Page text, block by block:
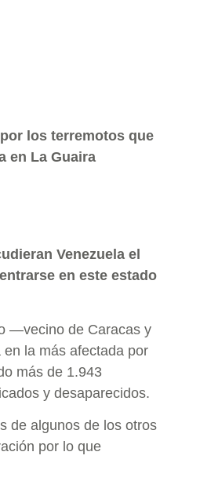
los terremotos que
en La Guaira
Venezuela el
en este estado
—vecino de Caracas y
la más afectada por
más de 1.943
y desaparecidos.
de algunos de los otros
por lo que